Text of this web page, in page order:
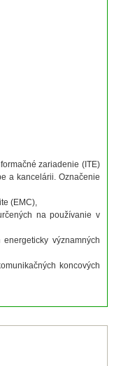
zariadenie (ITE)
a kancelárii. Označenie
(EMC),
na používanie v
významných
koncových